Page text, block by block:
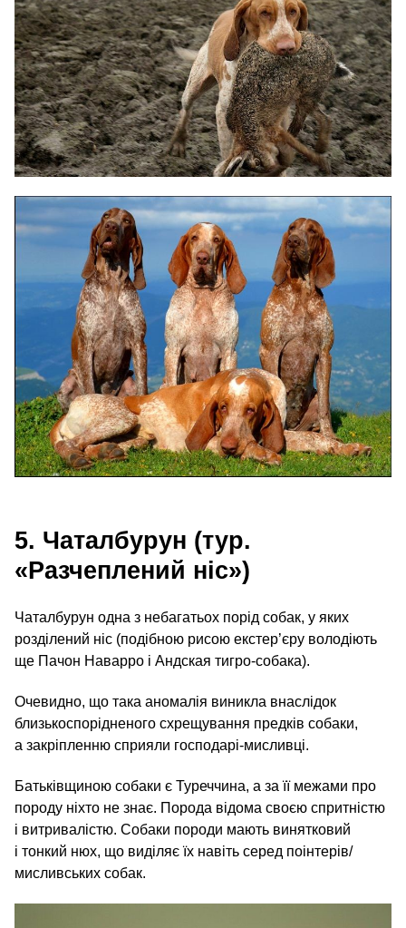
5. Чаталбурун (тур.
«Разчеплений ніс»)
Чаталбурун одна з небагатьох порід собак, у яких
розділений ніс (подібною рисою екстер’єру володіють
ще Пачон Наварро і Андская тигро-собака).
Очевидно, що така аномалія виникла внаслідок
близькоспорідненого схрещування предків собаки,
а закріпленню сприяли господарі-мисливці.
Батьківщиною собаки є Туреччина, а за її межами про
породу ніхто не знає. Порода відома своєю спритністю
і витривалістю. Собаки породи мають винятковий
і тонкий нюх, що виділяє їх навіть серед поінтерів/​
мисливських собак.